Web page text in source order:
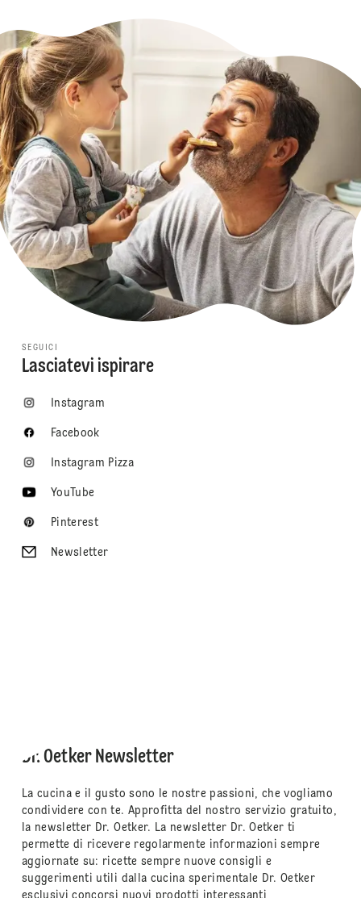
SEGUICI
Lasciatevi ispirare
Instagram
Facebook
Instagram Pizza
YouTube
Pinterest
Newsletter
Dr. Oetker Newsletter
La cucina e il gusto sono le nostre passioni, che vogliamo
condividere con te. Approfitta del nostro servizio gratuito,
la newsletter Dr. Oetker. La newsletter Dr. Oetker ti
permette di ricevere regolarmente informazioni sempre
aggiornate su: ricette sempre nuove consigli e
suggerimenti utili dalla cucina sperimentale Dr. Oetker
esclusivi concorsi nuovi prodotti interessanti